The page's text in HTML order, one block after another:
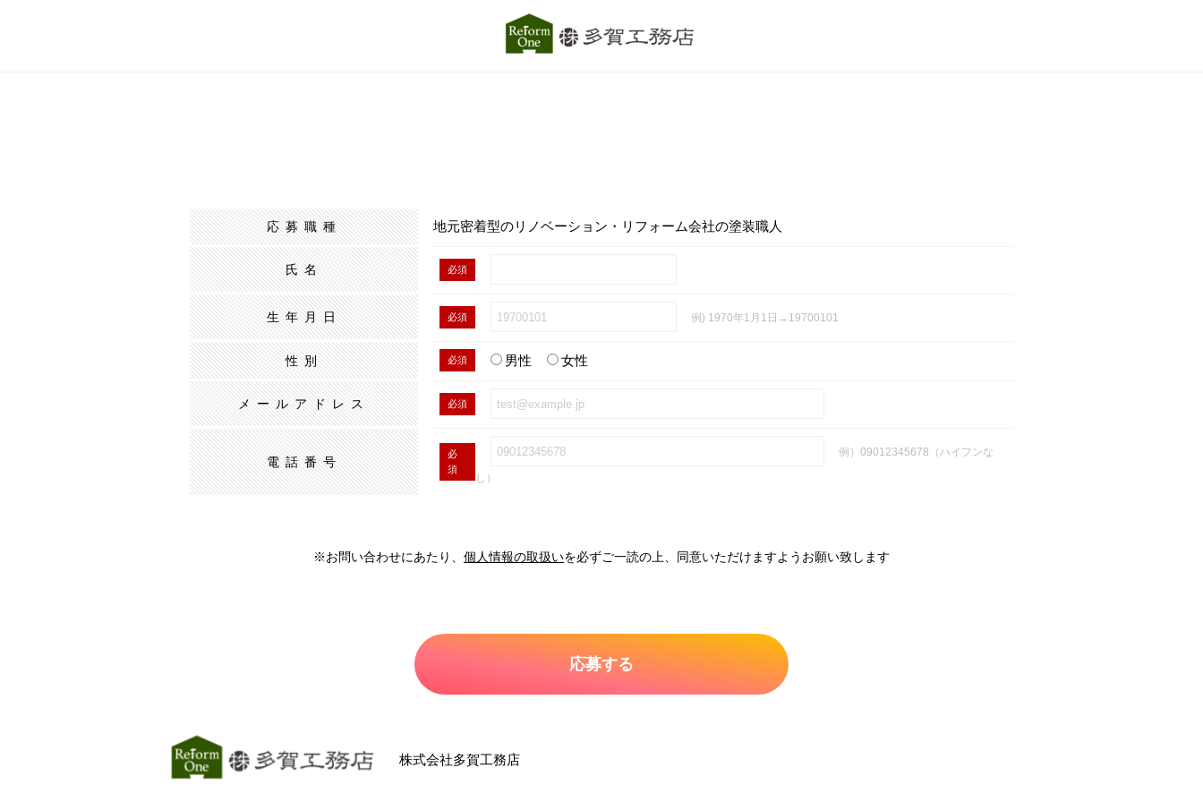
応募職種 地元密着型のリノベーション・リフォーム会社の塗装職人
氏名 必須
生年月日 必須 例) 1970年1月1日→19700101
性別 必須 男性 女性
メールアドレス 必須
電話番号
必
須
例）09012345678（ハイフンな
し）
※お問い合わせにあたり、 個人情報の取扱いを必ずご一読の上、同意いただけますようお願い致します
株式会社多賀工務店